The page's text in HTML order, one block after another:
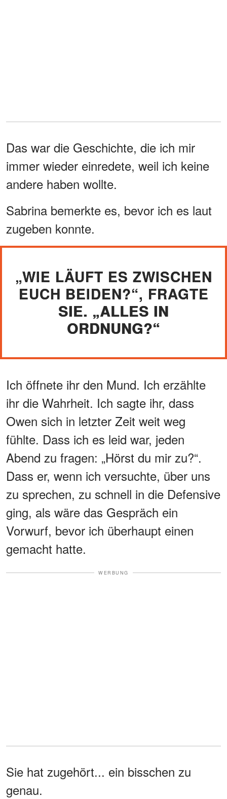
Das war die Geschichte, die ich mir
immer wieder einredete, weil ich keine
andere haben wollte.
Sabrina bemerkte es, bevor ich es laut
zugeben konnte.
„WIE LÄUFT ES ZWISCHEN
EUCH BEIDEN?“, FRAGTE
SIE. „ALLES IN
ORDNUNG?“
Ich öffnete ihr den Mund. Ich erzählte
ihr die Wahrheit. Ich sagte ihr, dass
Owen sich in letzter Zeit weit weg
fühlte. Dass ich es leid war, jeden
Abend zu fragen: „Hörst du mir zu?“.
Dass er, wenn ich versuchte, über uns
zu sprechen, zu schnell in die Defensive
ging, als wäre das Gespräch ein
Vorwurf, bevor ich überhaupt einen
gemacht hatte.
WERBUNG
Sie hat zugehört... ein bisschen zu
genau.